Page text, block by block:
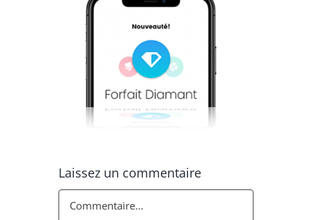
Laissez un commentaire
Commentaire